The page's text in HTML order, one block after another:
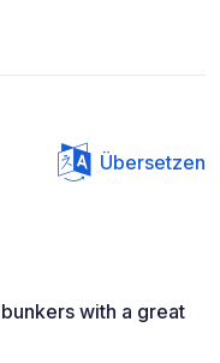
Übersetzen
with a great